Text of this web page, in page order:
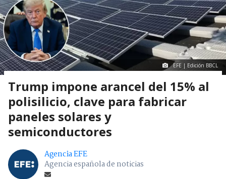
EFE | Edición BBCL
Trump impone arancel del 15% al
polisilicio, clave para fabricar
paneles solares y
semiconductores
Agencia EFE
Agencia española de noticias